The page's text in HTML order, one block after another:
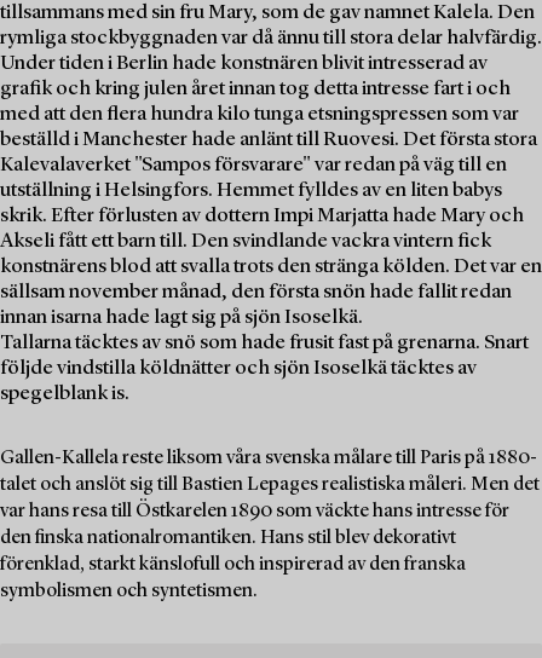
tillsammans med sin fru Mary, som de gav namnet Kalela. Den
rymliga stockbyggnaden var då ännu till stora delar halvfärdig.
Under tiden i Berlin hade konstnären blivit intresserad av
grafik och kring julen året innan tog detta intresse fart i och
med att den flera hundra kilo tunga etsningspressen som var
beställd i Manchester hade anlänt till Ruovesi. Det första stora
Kalevalaverket "Sampos försvarare" var redan på väg till en
utställning i Helsingfors. Hemmet fylldes av en liten babys
skrik. Efter förlusten av dottern Impi Marjatta hade Mary och
Akseli fått ett barn till. Den svindlande vackra vintern fick
konstnärens blod att svalla trots den stränga kölden. Det var en
sällsam november månad, den första snön hade fallit redan
innan isarna hade lagt sig på sjön Isoselkä.
Tallarna täcktes av snö som hade frusit fast på grenarna. Snart
följde vindstilla köldnätter och sjön Isoselkä täcktes av
spegelblank is.
Gallen-Kallela reste liksom våra svenska målare till Paris på 1880-
talet och anslöt sig till Bastien Lepages realistiska måleri. Men det
var hans resa till Östkarelen 1890 som väckte hans intresse för
den finska nationalromantiken. Hans stil blev dekorativt
förenklad, starkt känslofull och inspirerad av den franska
symbolismen och syntetismen.